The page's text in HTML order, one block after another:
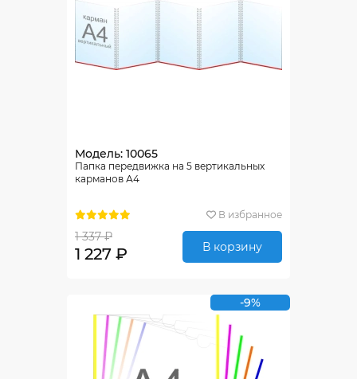
Модель: 10065
Папка передвижка на 5 вертикальных
карманов А4
В избранное
1 337 ₽
1 227 ₽ В корзину
-9%